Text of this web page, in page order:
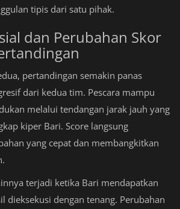
tipis dari satu pihak.
dan Perubahan Skor
pertandingan semakin panas
dari kedua tim. Pescara mampu
melalui tendangan jarak jauh yang
kiper Bari. Score langsung
yang cepat dan membangkitkan
terjadi ketika Bari mendapatkan
dieksekusi dengan tenang. Perubahan